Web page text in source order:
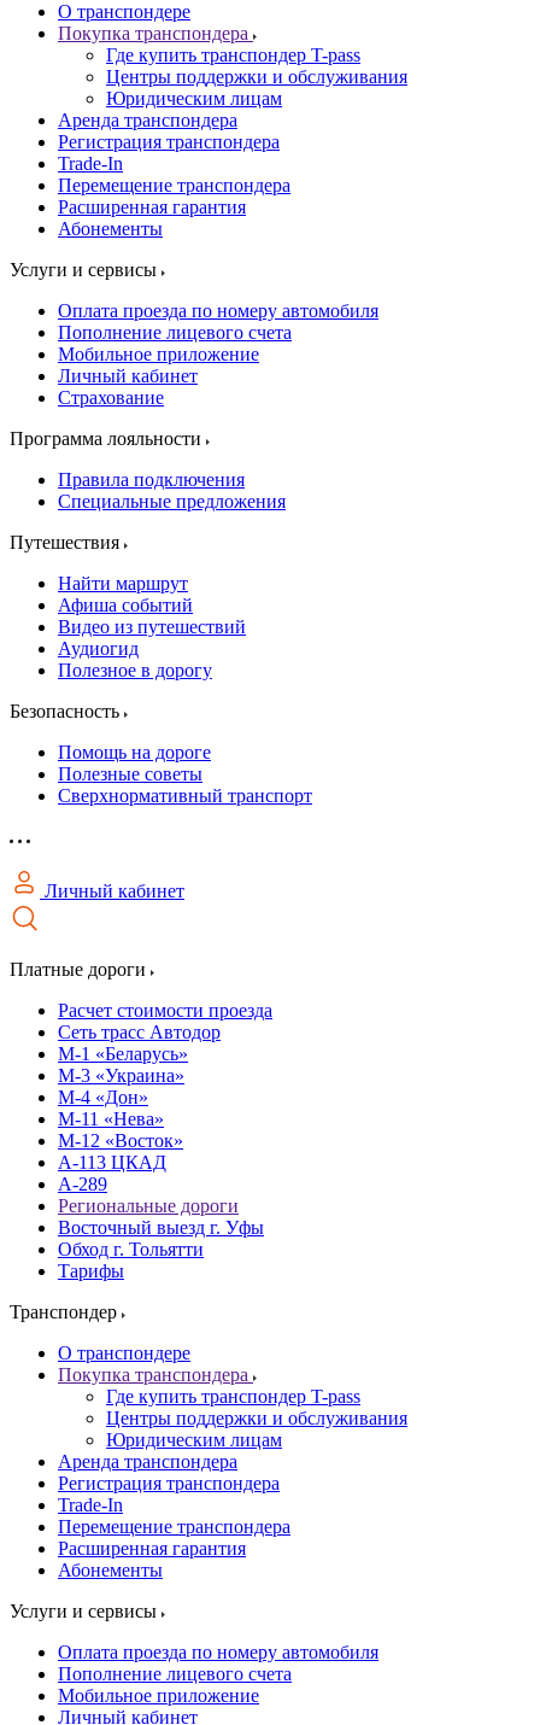
О транспондере
Покупка транспондера
Где купить транспондер T-pass
Центры поддержки и обслуживания
Юридическим лицам
Аренда транспондера
Регистрация транспондера
Trade-In
Перемещение транспондера
Расширенная гарантия
Абонементы
Услуги и сервисы
Оплата проезда по номеру автомобиля
Пополнение лицевого счета
Мобильное приложение
Личный кабинет
Страхование
Программа лояльности
Правила подключения
Специальные предложения
Путешествия
Найти маршрут
Афиша событий
Видео из путешествий
Аудиогид
Полезное в дорогу
Безопасность
Помощь на дороге
Полезные советы
Сверхнормативный транспорт
Личный кабинет
Платные дороги
Расчет стоимости проезда
Сеть трасс Автодор
М-1 «Беларусь»
М-3 «Украина»
М-4 «Дон»
М-11 «Нева»
М-12 «Восток»
А-113 ЦКАД
А-289
Региональные дороги
Восточный выезд г. Уфы
Обход г. Тольятти
Тарифы
Транспондер
О транспондере
Покупка транспондера
Где купить транспондер T-pass
Центры поддержки и обслуживания
Юридическим лицам
Аренда транспондера
Регистрация транспондера
Trade-In
Перемещение транспондера
Расширенная гарантия
Абонементы
Услуги и сервисы
Оплата проезда по номеру автомобиля
Пополнение лицевого счета
Мобильное приложение
Личный кабинет